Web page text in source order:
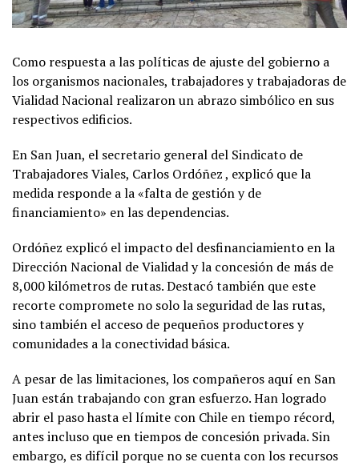
Como respuesta a las políticas de ajuste del gobierno a
los organismos nacionales, trabajadores y trabajadoras de
Vialidad Nacional realizaron un abrazo simbólico en sus
respectivos edificios.
En San Juan, el secretario general del Sindicato de
Trabajadores Viales, Carlos Ordóñez , explicó que la
medida responde a la «falta de gestión y de
financiamiento» en las dependencias.
Ordóñez explicó el impacto del desfinanciamiento en la
Dirección Nacional de Vialidad y la concesión de más de
8,000 kilómetros de rutas. Destacó también que este
recorte compromete no solo la seguridad de las rutas,
sino también el acceso de pequeños productores y
comunidades a la conectividad básica.
A pesar de las limitaciones, los compañeros aquí en San
Juan están trabajando con gran esfuerzo. Han logrado
abrir el paso hasta el límite con Chile en tiempo récord,
antes incluso que en tiempos de concesión privada. Sin
embargo, es difícil porque no se cuenta con los recursos